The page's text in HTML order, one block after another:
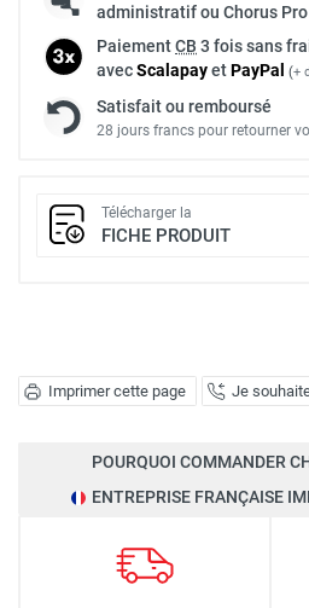
Imprimer cette page Je
administratif ou Chorus Pro
PaiementCB 3 fois sans
avecScalapayetPayPal (+
Satisfait ou remboursé
28 jours francs pour retourner
Télécharger la
FICHE PRODUIT
POURQUOI COMMANDER
ENTREPRISE FRANÇAISE